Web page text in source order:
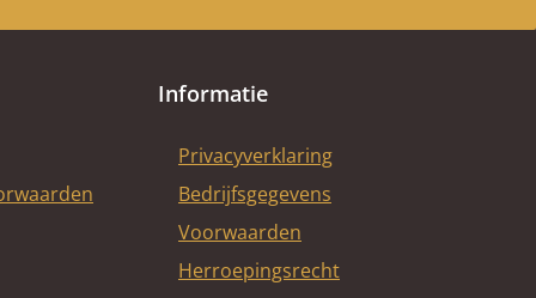
Informatie
Privacyverklaring
Bedrijfsgegevens
Voorwaarden
Herroepingsrecht